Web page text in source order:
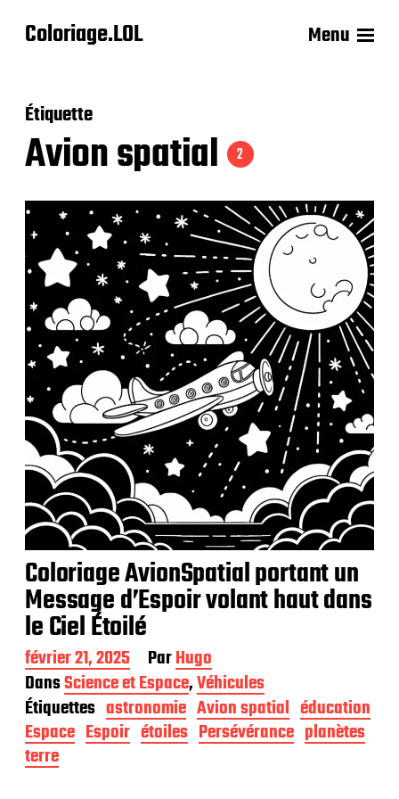
Coloriage.LOL Menu
Étiquette
Avion spatial 2
Coloriage AvionSpatial portant un
Message d’Espoir volant haut dans
le Ciel Étoilé
D
a
t
e
d
e
p
février 21, 2025 ParHugo
DansScience et Espace,Véhicules
Étiquettes astronomie Avion spatial éducation
Espace Espoir étoiles Persévérance planètes
terre